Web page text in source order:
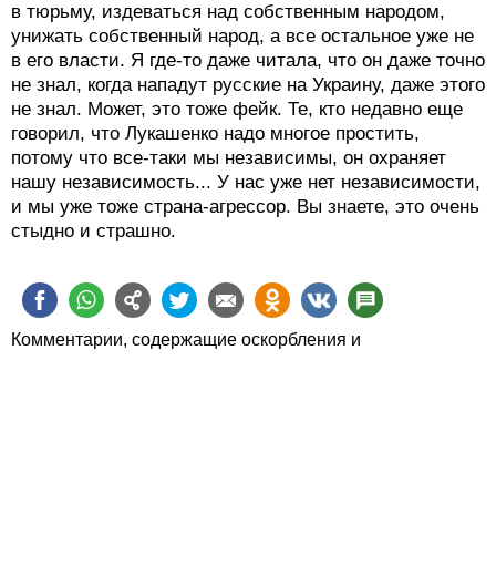
в тюрьму, издеваться над собственным народом,
унижать собственный народ, а все остальное уже не
в его власти. Я где-то даже читала, что он даже точно
не знал, когда нападут русские на Украину, даже этого
не знал. Может, это тоже фейк. Те, кто недавно еще
говорил, что Лукашенко надо многое простить,
потому что все-таки мы независимы, он охраняет
нашу независимость... У нас уже нет независимости,
и мы уже тоже страна-агрессор. Вы знаете, это очень
стыдно и страшно.
Комментарии, содержащие оскорбления и